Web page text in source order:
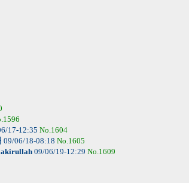
17-12:35 No.1604
09/06/18-08:18 No.1605
09/06/19-12:29 No.1609